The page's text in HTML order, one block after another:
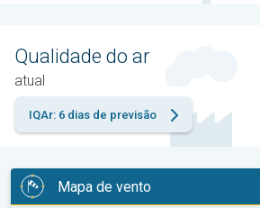
Qualidade do ar
atual
IQAr: 6 dias de previsão
Mapa de vento